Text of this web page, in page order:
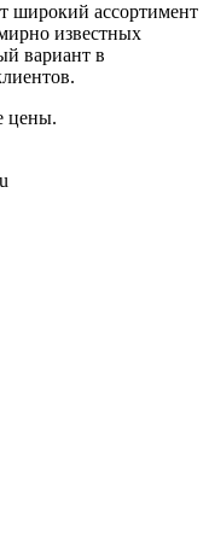
широкий ассортимент
известных
вариант в
цены.